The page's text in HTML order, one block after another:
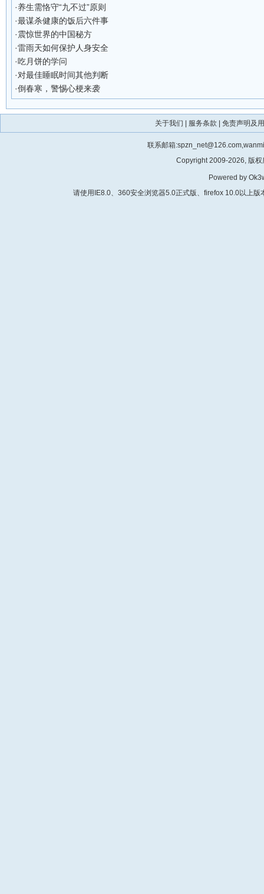
·养生需恪守“九不过”原则
·最谋杀健康的饭后六件事
·震惊世界的中国秘方
·雷雨天如何保护人身安全
·吃月饼的学问
·对最佳睡眠时间其他判断
·倒春寒，警惕心梗来袭
关于我们 服务条款 免责声明及
联系邮箱
Copyright 2009-2026, 版
Powered by
请使用IE8.0、360安全浏览器5.0正式版、firefox 10.0以上